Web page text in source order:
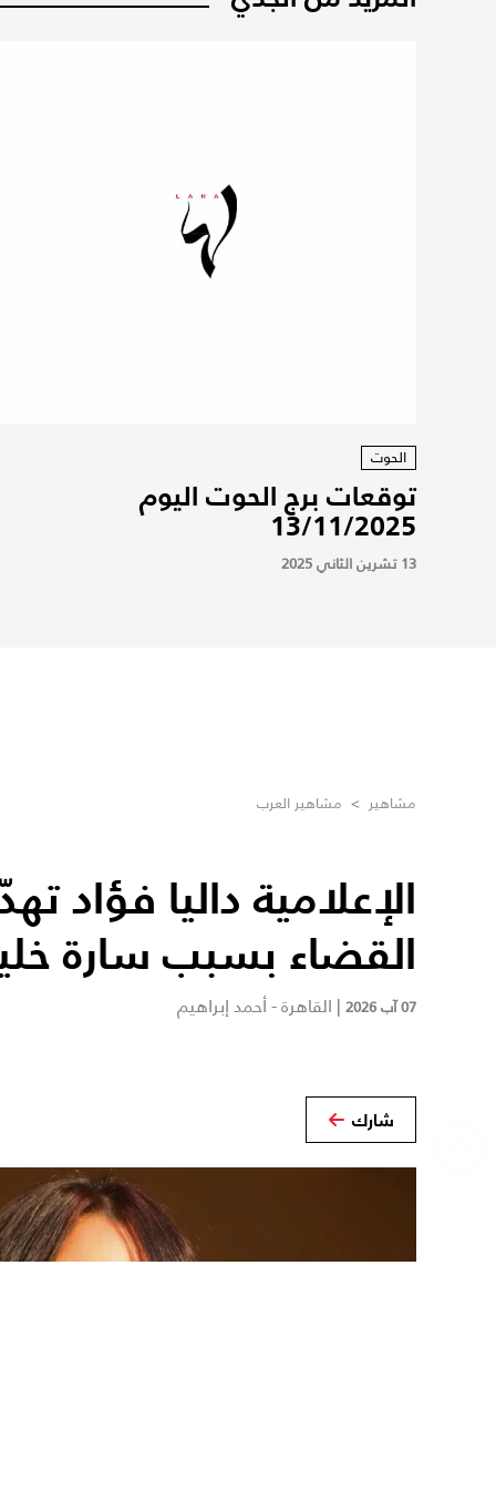
الحوت
توقعات برج الحوت اليوم
13/11/2025
13 تشرين الثاني 2025
مشاهير > مشاهير العرب
الإعلامية داليا فؤاد
القضاء بسبب سارة
07 آب 2026 | القاهرة - أحمد إبراهيم
شارك